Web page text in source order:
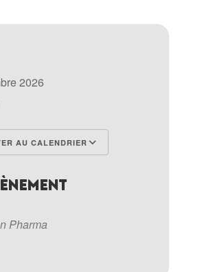
2026
AU CALENDRIER
Pharma